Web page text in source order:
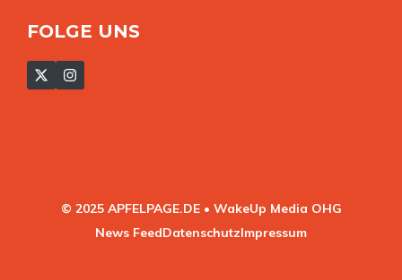
FOLGE UNS
© 2025 APFELPAGE.DE • WakeUp Media OHG
News FeedDatenschutzImpressum